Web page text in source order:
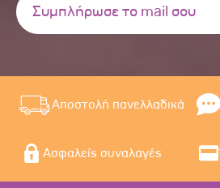
Αποστολή πανελλαδικά
Ασφαλείς συναλαγές